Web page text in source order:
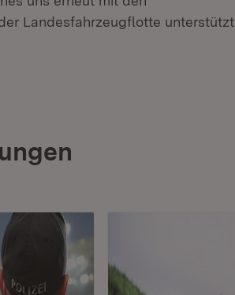
Landesfahrzeugflotte unterstützt